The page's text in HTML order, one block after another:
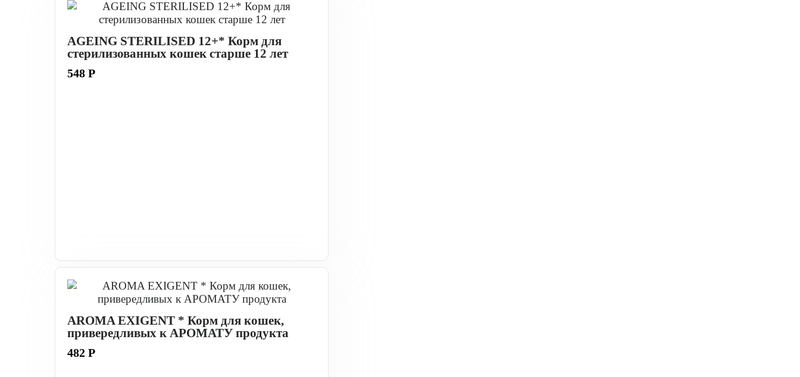
AGEING STERILISED 12+* Корм для
стерилизованных кошек старше 12 лет
548 Р
AROMA EXIGENT * Корм для кошек,
привередливых к АРОМАТУ продукта
482 Р